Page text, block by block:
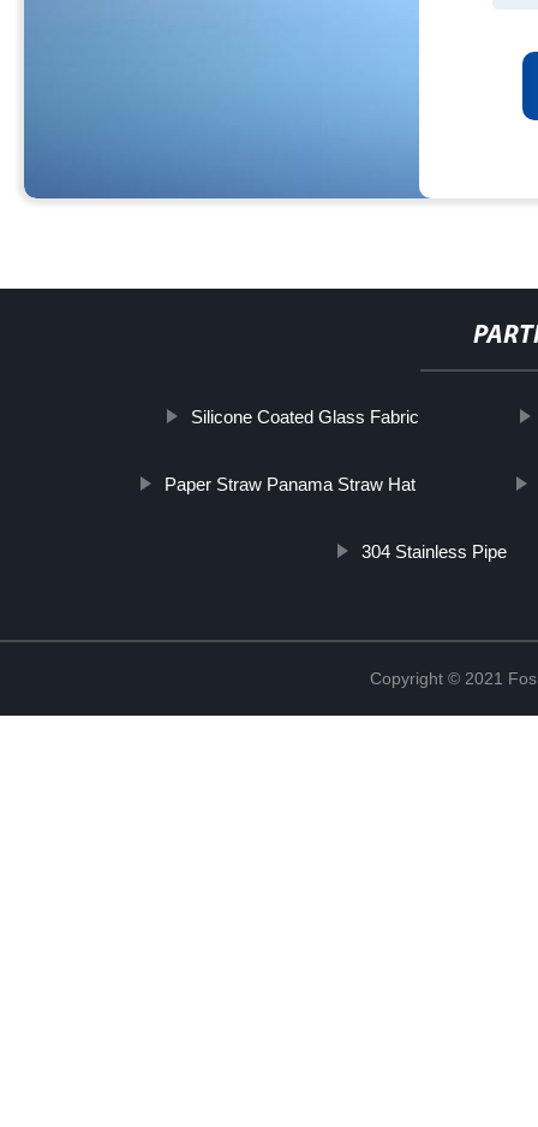
Silicone Coated Glass Fabric
Paper Straw Panama Straw Hat
304 Stainless Pipe
Copyright © 2021